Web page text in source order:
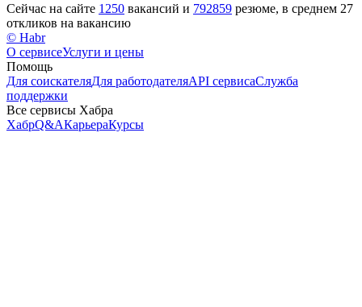
Сейчас на сайте 1250 вакансий и 792859 резюме, в среднем 27
откликов на вакансию
© Habr
О сервисеУслуги и цены
Помощь
Для соискателяДля работодателяAPI сервисаСлужба
поддержки
Все сервисы Хабра
ХабрQ&AКарьераКурсы